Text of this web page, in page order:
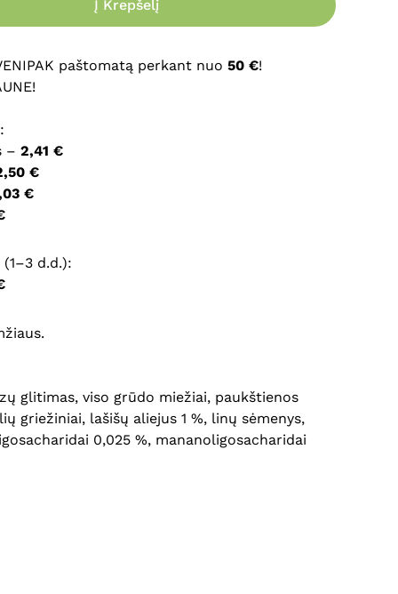
Į Krepšelį
paštomatą perkant nuo 50 €!
– 2,41 €
€
€
d.d.):
glitimas, viso grūdo miežiai, paukštienos
griežiniai, lašišų aliejus 1 %, linų sėmenys,
0,025 %, mananoligosacharidai
išsaugoti vardą, el. pašto adresą ir interneto